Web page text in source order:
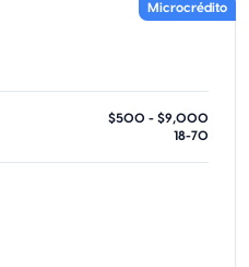
Microcrédito
$500 - $9,000
18-70